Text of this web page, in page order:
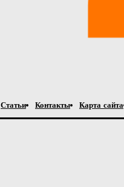
Статьи Контакты Карта сайта